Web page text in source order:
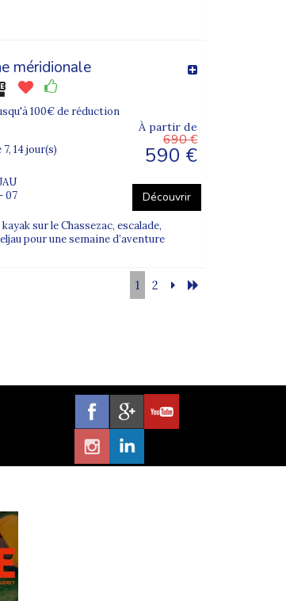
avant le départ.
par une équipe
méridionale
100€ de réduction
14 jour(s)
07
À partir de
690 €
590 €
Découvrir
sur le Chassezac, escalade,
pour une semaine d’aventure
1 2